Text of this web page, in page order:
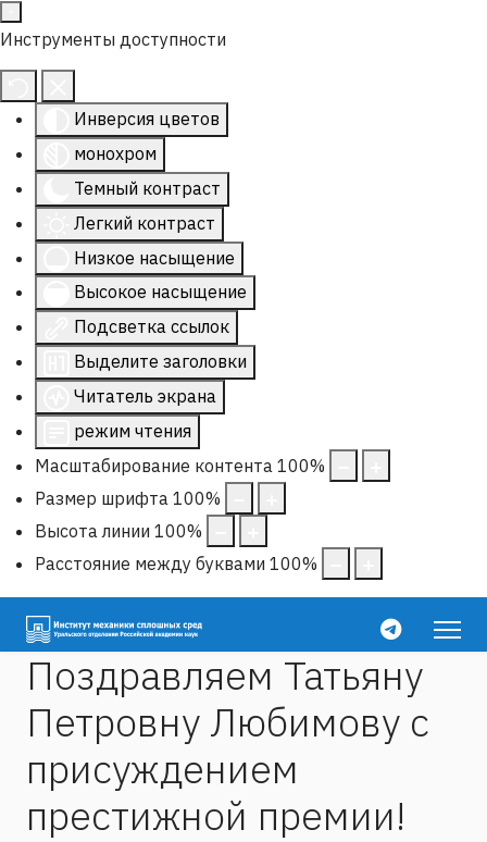
Инструменты доступности
Инверсия цветов
монохром
Темный контраст
Легкий контраст
Низкое насыщение
Высокое насыщение
Подсветка ссылок
Выделите заголовки
Читатель экрана
режим чтения
Масштабирование контента 100%
Размер шрифта 100%
Высота линии 100%
Расстояние между буквами 100%
Поздравляем Татьяну
Петровну Любимову с
присуждением
престижной премии!